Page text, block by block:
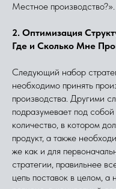
Местное производство?».
2. Оптимизация
Где и Сколько Мне
Следующий набор
необходимо принять
производства. Другими
подразумевает под
количество, в котором
продукт, а также
же как и для
стратегии, правильнее
цепь поставок в целом, а